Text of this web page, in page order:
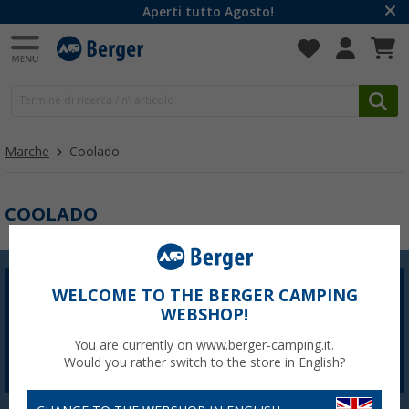
Aperti tutto Agosto!
Marche Coolado
COOLADO
Newsletter Berger
La registrazione alla newsletter non è attualmente
disponibile. Risolveremo il problema il prima possibile.
WELCOME TO THE BERGER CAMPING
WEBSHOP!
You are currently on www.berger-camping.it.
Would you rather switch to the store in English?